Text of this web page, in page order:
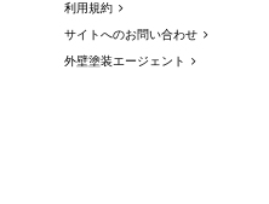
利用規約
サイトへのお問い合わせ
外壁塗装エージェント